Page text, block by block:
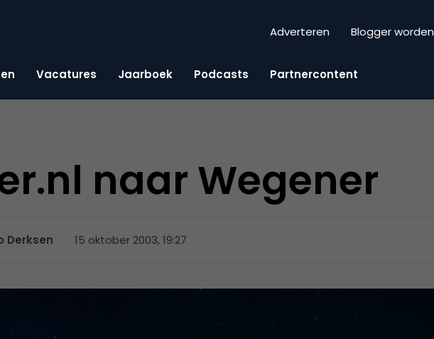
Adverteren Blogger worden
Vacatures Jaarboek Podcasts Partnercontent
naar Wegener
Derksen 15 oktober 2003, 19:27